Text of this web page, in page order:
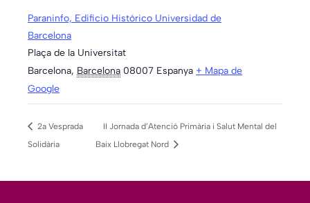
Paraninfo, Edificio Histórico Universidad de
Barcelona
Plaça de la Universitat
Barcelona, Barcelona 08007 Espanya + Mapa de
Google
2a Vesprada
Solidària
II Jornada d’Atenció Primària i Salut Mental del
Baix Llobregat Nord